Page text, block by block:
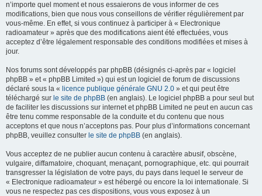
n’importe quel moment et nous essaierons de vous informer de ces
modifications, bien que nous vous conseillons de vérifier régulièrement par
vous-même. En effet, si vous continuez à participer à « Electronique
radioamateur » après que des modifications aient été effectuées, vous
acceptez d’être légalement responsable des conditions modifiées et mises à
jour.
Nos forums sont développés par phpBB (désignés ci-après par « logiciel
phpBB » et « phpBB Limited ») qui est un logiciel de forum de discussions
déclaré sous la « licence publique générale GNU 2.0 » et qui peut être
téléchargé sur le site de phpBB (en anglais). Le logiciel phpBB a pour seul but
de faciliter les discussions sur internet et phpBB Limited ne peut en aucun cas
être tenu comme responsable de la conduite et du contenu que nous
acceptons et que nous n’acceptons pas. Pour plus d’informations concernant
phpBB, veuillez consulter le site de phpBB (en anglais).
Vous acceptez de ne publier aucun contenu à caractère abusif, obscène,
vulgaire, diffamatoire, choquant, menaçant, pornographique, etc. qui pourrait
transgresser la législation de votre pays, du pays dans lequel le serveur de
« Electronique radioamateur » est hébergé ou encore la loi internationale. Si
vous ne respectez pas ces dispositions, vous vous exposez à un